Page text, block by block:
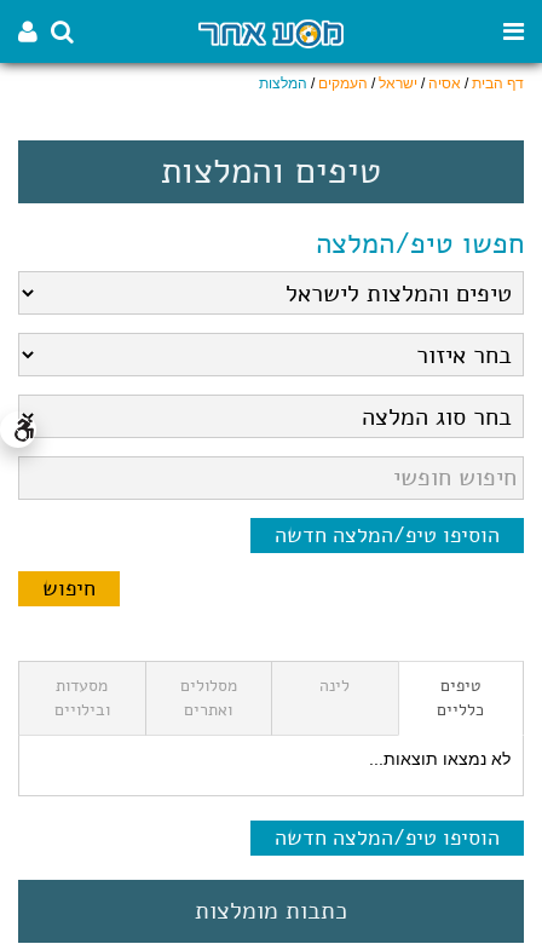
דף הבית/ אסיה/ ישראל/ העמקים / המלצות
טיפים והמלצות
חפשו טיפ/המלצה
הוסיפו טיפ/המלצה חדשה
טיפים
כלליים
לינה
מסלולים
ואתרים
מסעדות
ובילויים
לא נמצאו תוצאות...
הוסיפו טיפ/המלצה חדשה
כתבות מומלצות